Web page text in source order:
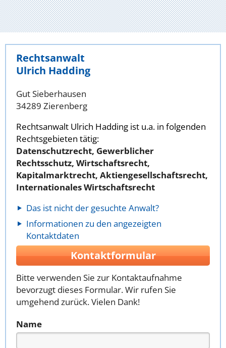
Rechtsanwalt
Ulrich Hadding
Gut Sieberhausen
34289 Zierenberg
Rechtsanwalt Ulrich Hadding ist u.a. in folgenden
Rechtsgebieten tätig:
Datenschutzrecht, Gewerblicher
Rechtsschutz, Wirtschaftsrecht,
Kapitalmarktrecht, Aktiengesellschaftsrecht,
Internationales Wirtschaftsrecht
Das ist nicht der gesuchte Anwalt?
Informationen zu den angezeigten
Kontaktdaten
Kontaktformular
Bitte verwenden Sie zur Kontaktaufnahme
bevorzugt dieses Formular. Wir rufen Sie
umgehend zurück. Vielen Dank!
Name